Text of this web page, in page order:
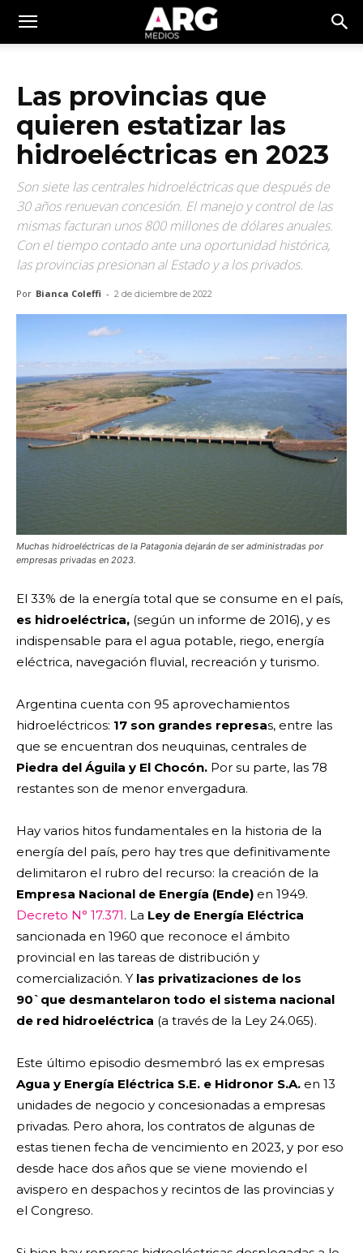
Las provincias que
quieren estatizar las
hidroeléctricas en 2023
Son siete las centrales hidroeléctricas que después de
30 años renuevan concesión. El manejo y control de las
mismas facturan unos 800 millones de dólares anuales.
Con el tiempo contado ante una oportunidad histórica,
las provincias presionan al Estado y a los privados.
Por Bianca Coleffi - 2 de diciembre de 2022
Muchas hidroeléctricas de la Patagonia dejarán de ser administradas por
empresas privadas en 2023.
El 33% de la energía total que se consume en el país,
es hidroeléctrica, (según un informe de 2016), y es
indispensable para el agua potable, riego, energía
eléctrica, navegación fluvial, recreación y turismo.
Argentina cuenta con 95 aprovechamientos
hidroeléctricos: 17 son grandes represas, entre las
que se encuentran dos neuquinas, centrales de
Piedra del Águila y El Chocón. Por su parte, las 78
restantes son de menor envergadura.
Hay varios hitos fundamentales en la historia de la
energía del país, pero hay tres que definitivamente
delimitaron el rubro del recurso: la creación de la
Empresa Nacional de Energía (Ende) en 1949.
Decreto N° 17.371. La Ley de Energía Eléctrica
sancionada en 1960 que reconoce el ámbito
provincial en las tareas de distribución y
comercialización. Y las privatizaciones de los
90`que desmantelaron todo el sistema nacional
de red hidroeléctrica (a través de la Ley 24.065).
Este último episodio desmembró las ex empresas
Agua y Energía Eléctrica S.E. e Hidronor S.A. en 13
unidades de negocio y concesionadas a empresas
privadas. Pero ahora, los contratos de algunas de
estas tienen fecha de vencimiento en 2023, y por eso
desde hace dos años que se viene moviendo el
avispero en despachos y recintos de las provincias y
el Congreso.